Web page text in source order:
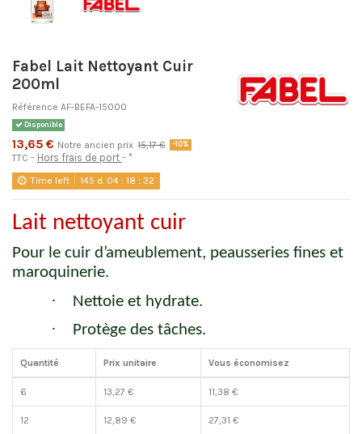
Fabel Lait Nettoyant Cuir
200ml
Référence AF-BEFA-15000
Disponible
13,65 € Notre ancien prix 15,17 € -10%
TTC Hors frais de port *
Time left 145 d. 04 : 18 :32
Lait nettoyant cuir
Pour le cuir d’ameublement, peausseries fines et
maroquinerie.
· Nettoie et hydrate.
· Protège des tâches.
Quantité Prix unitaire Vous économisez
6 13,27 € 11,38 €
12 12,89 € 27,31 €